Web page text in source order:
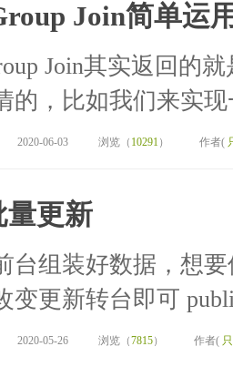
Join简单运
Join其实返回的
的，比如我们来实
2020-06-03 浏览（ 10291） 作者(
量更新
台组装好数据，想
变更新转台即可
2020-05-26 浏览（7815） 作者(